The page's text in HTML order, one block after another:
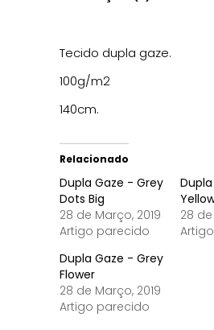
Tecido dupla gaze.
100g/m2
140cm.
Relacionado
Dupla Gaze - Grey
Dots Big
28 de Março, 2019
Artigo parecido
28
Dupla Gaze - Grey
Flower
28 de Março, 2019
Artigo parecido